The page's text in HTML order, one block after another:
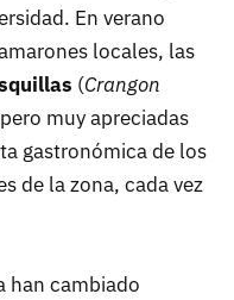
En verano
locales, las
(Crangon
muy apreciadas
gastronómica de los
de la zona, cada vez
han cambiado